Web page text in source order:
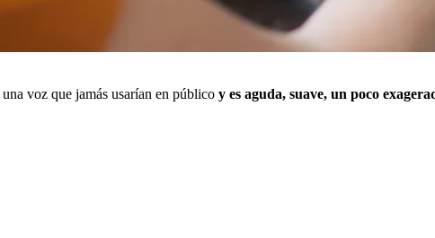
voz que jamás usarían en público y es aguda, suave, un poco